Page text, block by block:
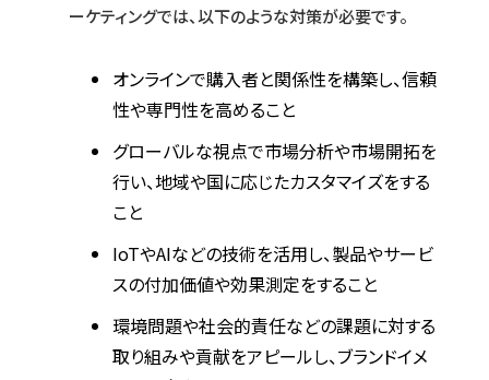
ーケティングでは、以下のような対策が必要です。
オンラインで購入者と関係性を構築し、信頼
性や専門性を高めること
グローバルな視点で市場分析や市場開拓を
行い、地域や国に応じたカスタマイズをする
こと
IoTやAIなどの技術を活用し、製品やサービ
スの付加価値や効果測定をすること
環境問題や社会的責任などの課題に対する
取り組みや貢献をアピールし、ブランドイメ